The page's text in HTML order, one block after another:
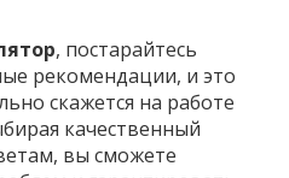
, постарайтесь
рекомендации, и это
скажется на работе
качественный
вы сможете